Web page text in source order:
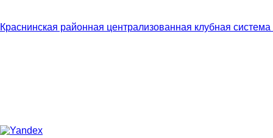
Краснинская районная централизованная клубная